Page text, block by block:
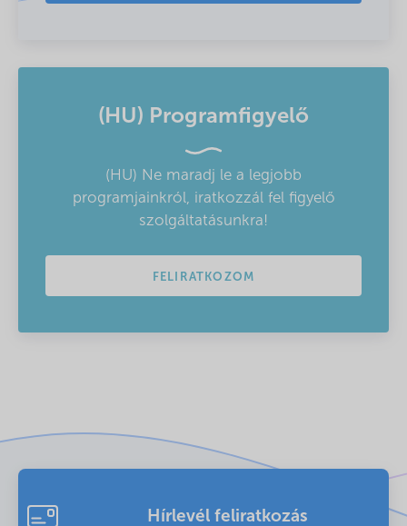
(HU) Programfigyelő
(HU) Ne maradj le a legjobb
programjainkról, iratkozzál fel figyelő
szolgáltatásunkra!
FELIRATKOZOM
Hírlevél feliratkozás